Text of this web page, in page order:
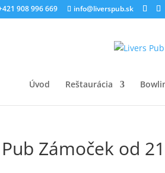
908 996 669 info@liverspub.sk
Úvod Reštaurácia
Zámoček od